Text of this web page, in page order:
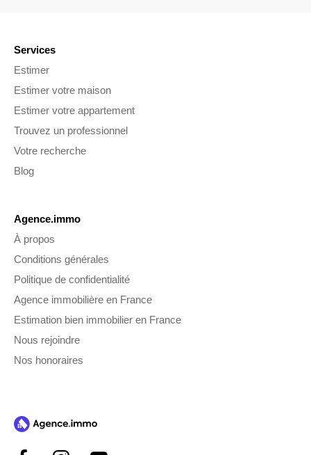
Services
Estimer
Estimer votre maison
Estimer votre appartement
Trouvez un professionnel
Votre recherche
Blog
Agence.immo
À propos
Conditions générales
Politique de confidentialité
Agence immobilière en France
Estimation bien immobilier en France
Nous rejoindre
Nos honoraires